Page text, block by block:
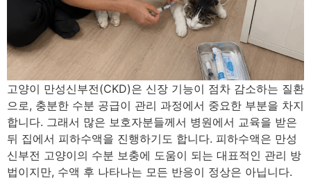
고양이 만성신부전(CKD)은 신장 기능이 점차 감소하는 질환
으로, 충분한 수분 공급이 관리 과정에서 중요한 부분을 차지
합니다. 그래서 많은 보호자분들께서 병원에서 교육을 받은
뒤 집에서 피하수액을 진행하기도 합니다. 피하수액은 만성
신부전 고양이의 수분 보충에 도움이 되는 대표적인 관리 방
법이지만, 수액 후 나타나는 모든 반응이 정상은 아닙니다.